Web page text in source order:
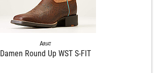
Ariat
Damen Round Up WST S-​FIT